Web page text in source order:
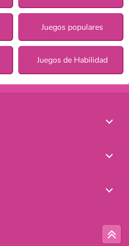
Juegos populares
Juegos de Habilidad